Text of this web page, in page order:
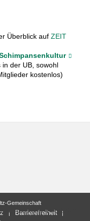
Überblick auf ZEIT
der UB, sowohl
kostenlos)
Änderung: 14.09.2024
Gemeinschaft
Barrierefreiheit